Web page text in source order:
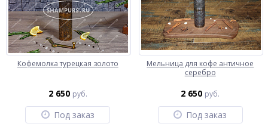
Кофемолка турецкая золото
2 650 руб.
Под заказ
Мельница для кофе античное
серебро
2 650 руб.
Под заказ